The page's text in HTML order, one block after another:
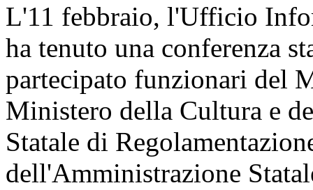
L'11 febbraio, l'Ufficio
ha tenuto una conferenza
partecipato funzionari del
Ministero della Cultura e
Statale di
dell'Amministrazione